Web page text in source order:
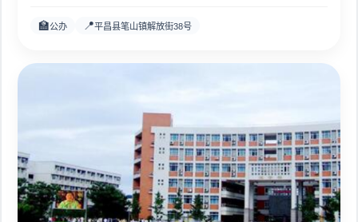
🏫公办 📍平昌县笔山镇解放街38号